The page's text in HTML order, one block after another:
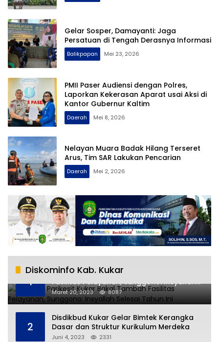
Gelar Sosper, Damayanti: Jaga
Persatuan di Tengah Derasnya Informasi
Balikpapan Mei 23, 2026
PMII Paser Audiensi dengan Polres,
Laporkan Kekerasan Aparat usai Aksi di
Kantor Gubernur Kaltim
Daerah Mei 8, 2026
Nelayan Muara Badak Hilang Terseret
Arus, Tim SAR Lakukan Pencarian
Daerah Mei 2, 2026
Diskominfo Kab. Kukar
1
RSUD AM Parikesit Kukar Bakal Tambah
Fasilitas Pelayanan, Sunggono: Insyallah
Selesai Tahun Ini
Maret 20, 2023 8087
2
Disdikbud Kukar Gelar Bimtek Kerangka
Dasar dan Struktur Kurikulum Merdeka
Juni 4, 2023 2331